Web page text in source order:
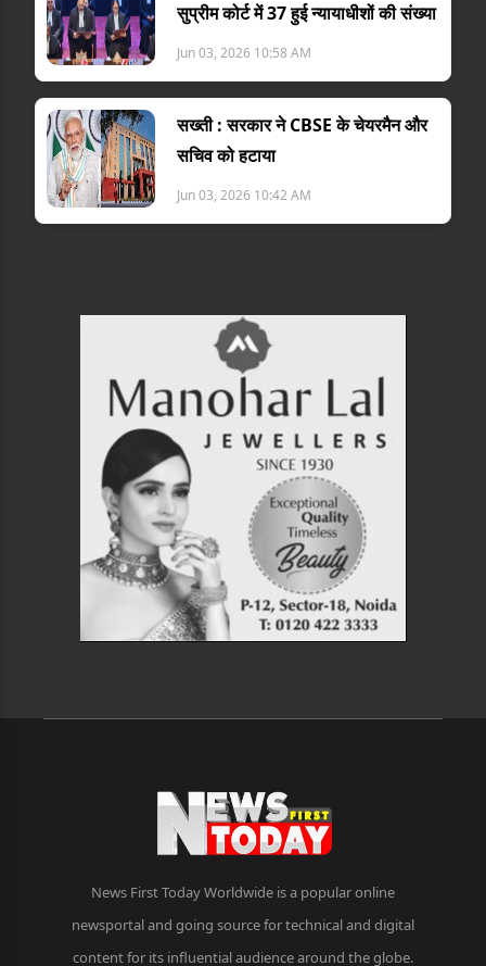
सुप्रीम कोर्ट में 37 हुई न्यायाधीशों की संख्या
Jun 03, 2026 10:58 AM
सख्ती : सरकार ने CBSE के चेयरमैन और
सचिव को हटाया
Jun 03, 2026 10:42 AM
News First Today Worldwide is a popular online
newsportal and going source for technical and digital
content for its influential audience around the globe.